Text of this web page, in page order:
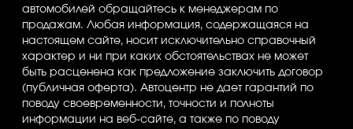
автомобилей обращайтесь к менеджерам по
продажам. Любая информация, содержащаяся на
настоящем сайте, носит исключительно справочный
характер и ни при каких обстоятельствах не может
быть расценена как предложение заключить договор
(публичная оферта). Автоцентр не дает гарантий по
поводу своевременности, точности и полноты
информации на веб-сайте, а также по поводу